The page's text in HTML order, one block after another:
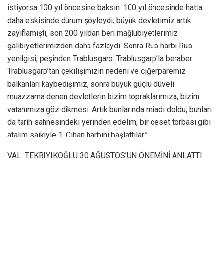
istiyorsa 100 yıl öncesine baksın. 100 yıl öncesinde hatta
daha eskisinde durum şöyleydi; büyük devletimiz artık
zayıflamıştı, son 200 yıldan beri mağlubiyetlerimiz
galibiyetlerimizden daha fazlaydı. Sonra Rus harbi Rus
yenilgisi, peşinden Trablusgarp. Trablusgarp’la beraber
Trablusgarp’tan çekilişimizin nedeni ve ciğerparemiz
balkanları kaybedişimiz, sonra büyük güçlü düveli
muazzama denen devletlerin bizim topraklarımıza, bizim
vatanımıza göz dikmesi. Artık bunlarında miadı doldu, bunları
da tarih sahnesindeki yerinden edelim, bir ceset torbası gibi
atalım saikiyle 1. Cihan harbini başlattılar.”
VALİ TEKBIYIKOĞLU 30 AĞUSTOS’UN ÖNEMİNİ ANLATTI